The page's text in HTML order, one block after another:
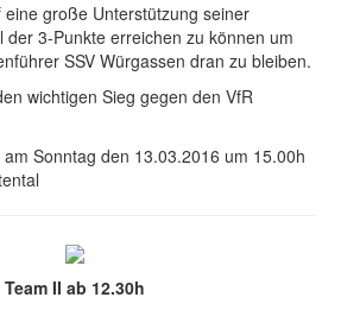
eine große Unterstützung seiner
der 3-Punkte erreichen zu können um
SSV Würgassen dran zu bleiben.
wichtigen Sieg gegen den VfR
Sonntag den 13.03.2016 um 15.00h
Team II ab 12.30h